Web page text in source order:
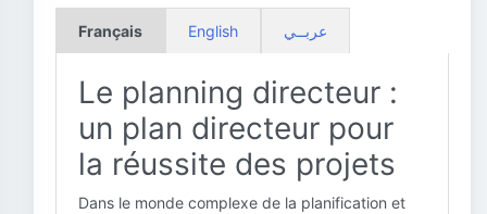
Français English عربــي
Le planning directeur :
un plan directeur pour
la réussite des projets
Dans le monde complexe de la planification et